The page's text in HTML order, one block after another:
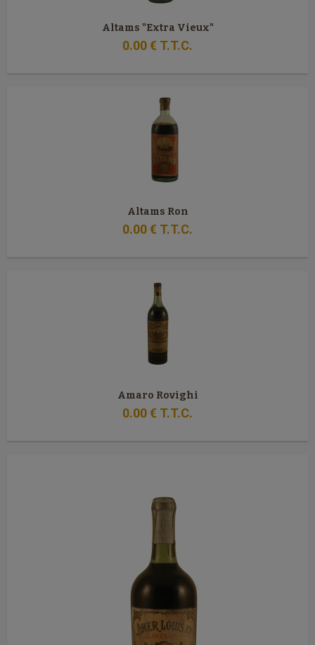
Altams "Extra Vieux"
0.00€ T.T.C.
Altams Ron
0.00€ T.T.C.
Amaro Rovighi
0.00€ T.T.C.